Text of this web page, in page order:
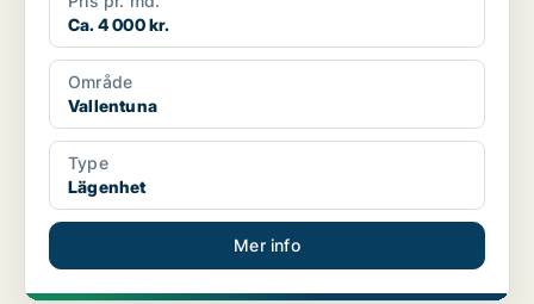
Ca. 4 000 kr.
Område
Vallentuna
Type
Lägenhet
Mer info